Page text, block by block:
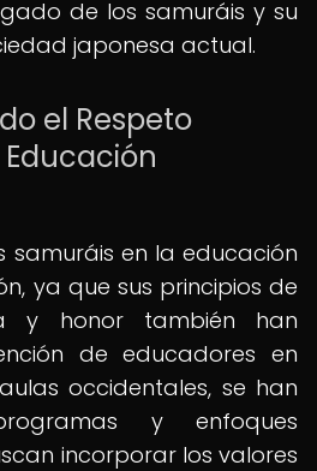
de los samuráis y su
japonesa actual.
el Respeto
samuráis en la educación
ya que sus principios de
y honor también han
de educadores en
occidentales, se han
y enfoques
incorporar los valores